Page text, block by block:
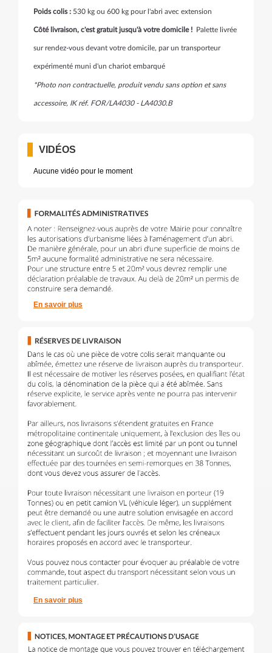
Poids colis : 530 kg ou 600 kg pour l'abri avec extension
Côté livraison, c'est gratuit jusqu'à votre domicile ! Palette livrée
sur rendez-vous devant votre domicile, par un transporteur
expérimenté muni d'un chariot embarqué
*Photo non contractuelle, produit vendu sans option et sans
accessoire, IK réf. FOR/LA4030 - LA4030.B
VIDÉOS
Aucune vidéo pour le moment
En savoir plus
En savoir plus